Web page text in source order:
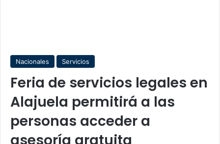
Nacionales Servicios
Feria de servicios legales en
Alajuela permitirá a las
personas acceder a